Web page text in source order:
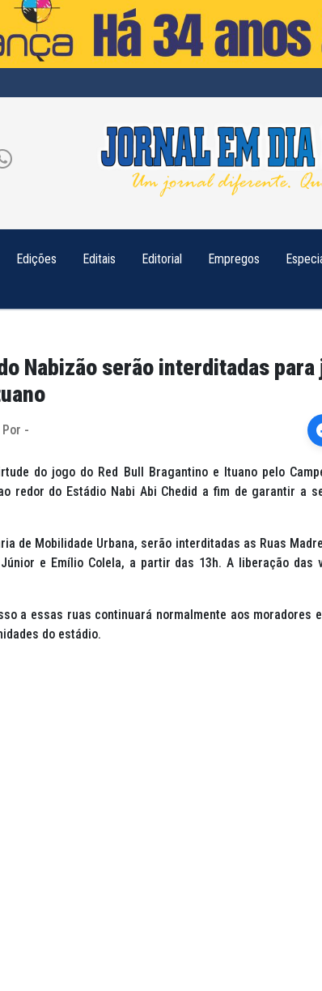
Edições Editais Editorial Empregos
Nabizão serão interditadas
Por -
do jogo do Red Bull Bragantino e Ituano pelo
redor do Estádio Nabi Abi Chedid a fim de garantir a
de Mobilidade Urbana, serão interditadas as Ruas
e Emílio Colela, a partir das 13h. A liberação das
a essas ruas continuará normalmente aos moradores
do estádio.